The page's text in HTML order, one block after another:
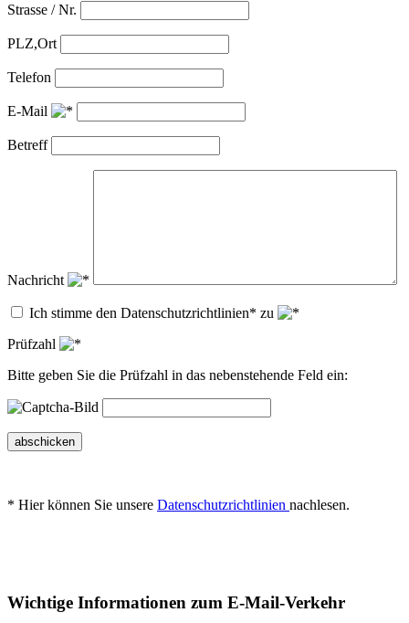
Strasse / Nr.
PLZ,Ort
Telefon
E-Mail
Betreff
Nachricht
Ich stimme den Datenschutzrichtlinien* zu
Prüfzahl
Bitte geben Sie die Prüfzahl in das nebenstehende Feld ein:
abschicken
* Hier können Sie unsere Datenschutzrichtlinien nachlesen.
Wichtige Informationen zum E-Mail-Verkehr